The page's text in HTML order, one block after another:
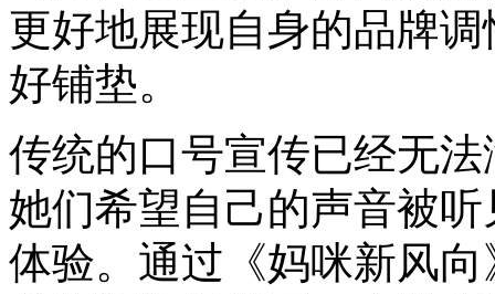
更好地展现自身的品牌
好铺垫。
传统的口号宣传已经无
她们希望自己的声音被
体验。通过《妈咪新风